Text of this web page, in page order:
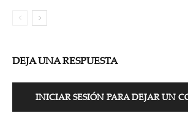
DEJA UNA RESPUESTA
INICIAR SESIÓN PARA DEJAR UN